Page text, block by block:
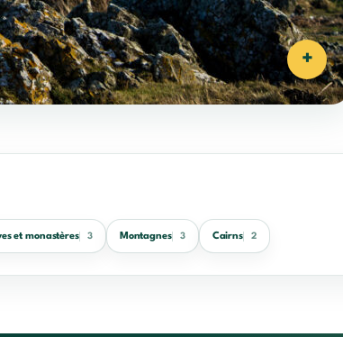
+
et monastères 3 Montagnes 3 Cairns 2